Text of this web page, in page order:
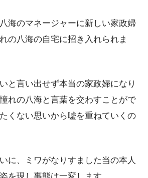
海のマネージャーに新しい家政婦
の八海の自宅に招き入れられま
と言い出せず本当の家政婦になり
れの八海と言葉を交わすことがで
くない思いから嘘を重ねていくの
に、ミワがなりすました当の本人